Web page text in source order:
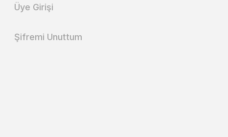
Üye Girişi
Şifremi Unuttum